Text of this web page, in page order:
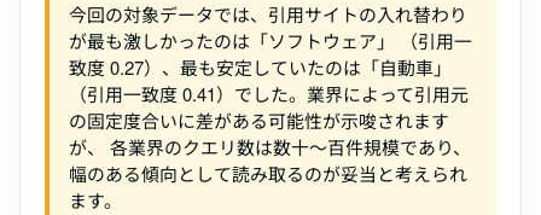
今回の対象データでは、引用サイトの入れ替わり
が最も激しかったのは「ソフトウェア」 （引用一
致度 0.27）、最も安定していたのは「自動車」
（引用一致度 0.41）でした。業界によって引用元
の固定度合いに差がある可能性が示唆されます
が、 各業界のクエリ数は数十〜百件規模であり、
幅のある傾向として読み取るのが妥当と考えられ
ます。